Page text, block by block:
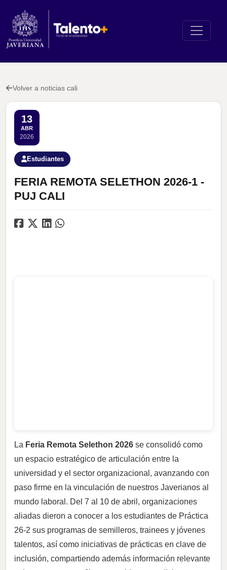
Volver a noticias cali
13
ABR
2026
Estudiantes
FERIA REMOTA SELETHON 2026-1 -
PUJ CALI
La Feria Remota Selethon 2026 se consolidó como
un espacio estratégico de articulación entre la
universidad y el sector organizacional, avanzando con
paso firme en la vinculación de nuestros Javerianos al
mundo laboral. Del 7 al 10 de abril, organizaciones
aliadas dieron a conocer a los estudiantes de Práctica
26-2 sus programas de semilleros, trainees y jóvenes
talentos, así como iniciativas de prácticas en clave de
inclusión, compartiendo además información relevante